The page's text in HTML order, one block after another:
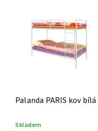
Palanda PARIS kov bílá
Skladem